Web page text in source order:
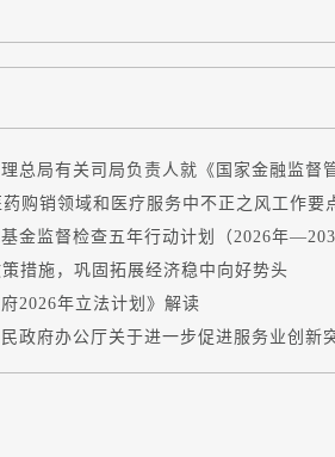
总局有关司局负责人就《国家金融监督
药购销领域和医疗服务中不正之风工作要
金监督检查五年行动计划（2026年
措施，巩固拓展经济稳中向好势头
2026年立法计划》解读
政府办公厅关于进一步促进服务业创新